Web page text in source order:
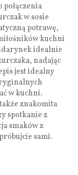
w sosie
potrawę,
kuchni
idealnie
nadając
jest idealny
w kuchni.
znakomita
spotkanie z
smaków z
sami.